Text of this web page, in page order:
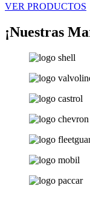
VER PRODUCTOS
¡Nuestras